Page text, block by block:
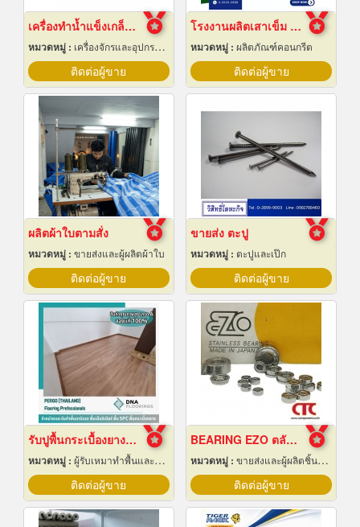
เครื่องทำน้ำแข็งเกล็ดกรอบ เชียงใหม่
หมวดหมู่ : เครื่องจักรและอุปกรณ์ผลิตน้ำแข็ง
ติดต่อผู้ขาย
โรงงานผลิตเสาเข็ม สมุทรปราการ
หมวดหมู่ : ผลิตภัณฑ์คอนกรีต
ติดต่อผู้ขาย
ผลิตผ้าใบตามสั่ง
หมวดหมู่ : ขายส่งและผู้ผลิตผ้าใบ
ติดต่อผู้ขาย
ขายส่ง ตะปู
หมวดหมู่ : ตะปูและเป๊ก
ติดต่อผู้ขาย
รับปูพื้นกระเบื้องยางลายไม้
หมวดหมู่ : ผู้รับเหมาทำพื้นและทางเดิน
ติดต่อผู้ขาย
BEARING EZO ตลับลูกปืน ยี่ห้อ EZO
หมวดหมู่ : ขายส่งและผู้ผลิตชิ้นส่วนและอะไหล่เครื่องจักรกล
ติดต่อผู้ขาย